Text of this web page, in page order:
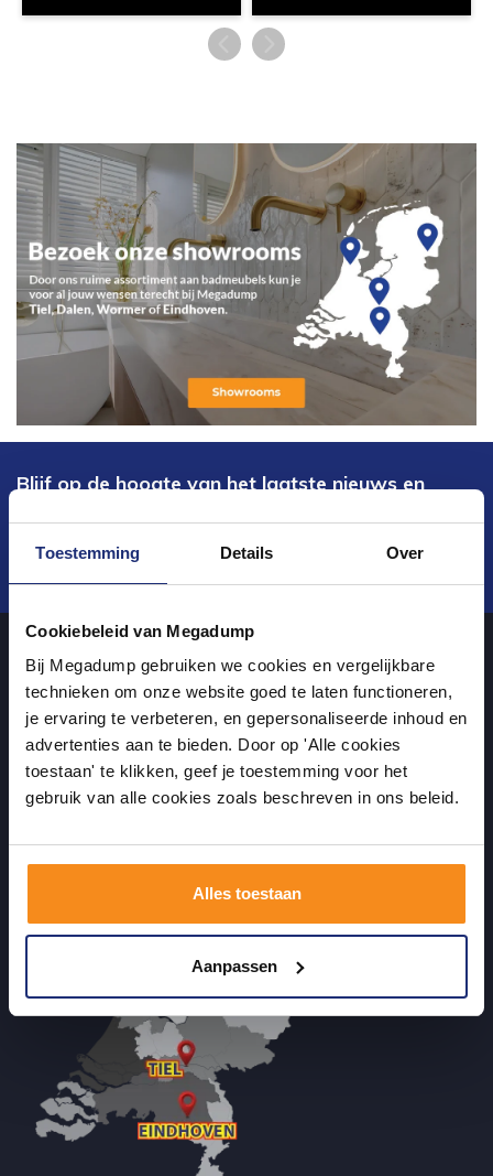
Toestemming Details Over
Cookiebeleid van Megadump
Bij Megadump gebruiken we cookies en vergelijkbare
technieken om onze website goed te laten functioneren,
je ervaring te verbeteren, en gepersonaliseerde inhoud en
advertenties aan te bieden. Door op 'Alle cookies
toestaan' te klikken, geef je toestemming voor het
gebruik van alle cookies zoals beschreven in ons beleid.
Alles toestaan
Aanpassen
Blijf op de hoogte van het laatste nieuws en
Verstuur
Over ons
uw sanitairwinkel in Dalen waar u niet alleen in onze showroom
terecht kunt voor badkamertegels en sanitair, maar ook via de